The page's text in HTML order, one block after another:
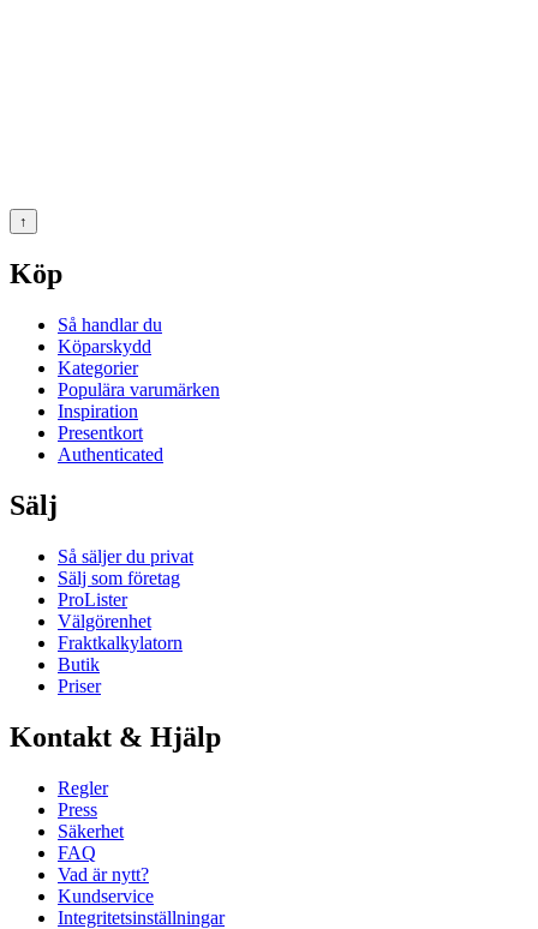
↑
Köp
Så handlar du
Köparskydd
Kategorier
Populära varumärken
Inspiration
Presentkort
Authenticated
Sälj
Så säljer du privat
Sälj som företag
ProLister
Välgörenhet
Fraktkalkylatorn
Butik
Priser
Kontakt & Hjälp
Regler
Press
Säkerhet
FAQ
Vad är nytt?
Kundservice
Integritetsinställningar